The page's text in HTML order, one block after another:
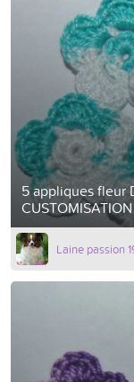
5 appliques fleur
CUSTOMISATION
Laine passion